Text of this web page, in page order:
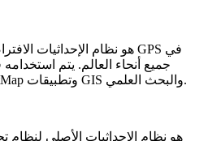
جميع أنحاء العالم. يتم
وخرائط Google وOpenStreetMap وتطبيقات GIS والبحث العلمي.